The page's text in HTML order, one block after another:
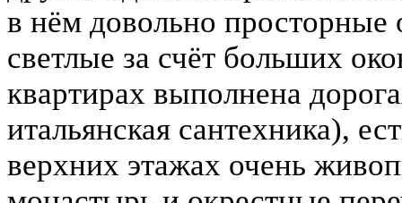
в нём довольно просторные
светлые за счёт больших
квартирах выполнена
итальянская сантехника),
верхних этажах очень